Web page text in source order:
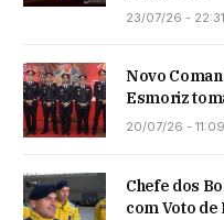
23/07/26 - 22:31
Novo
Esmoriz
20/07/26 - 11:09
Chefe dos
com Voto